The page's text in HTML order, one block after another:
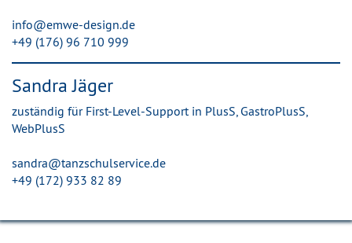
info@emwe-design.de
+49 (176) 96 710 999
Sandra Jäger
zuständig für First-Level-Support in PlusS, GastroPlusS,
WebPlusS
sandra@tanzschulservice.de
+49 (172) 933 82 89